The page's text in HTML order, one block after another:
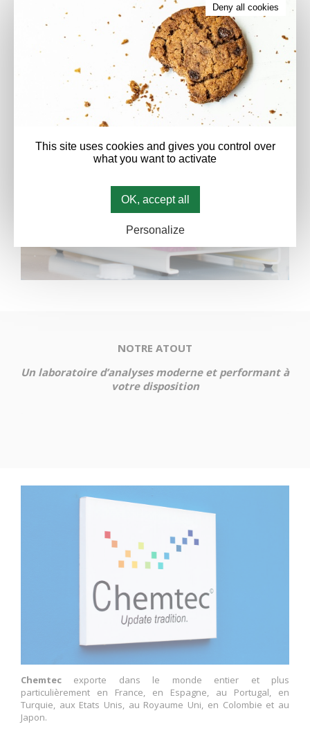
This site uses cookies and gives you control over
what you want to activate
OK, accept all
Deny all cookies
Personalize
Les mélanges sont effectués exclusivement à base d’eau
Les produits finis sont également stockés pour garantir
une mise à disposition dans les délais les plus courts.
NOTRE ATOUT
Un laboratoire d’analyses moderne et performant à
votre disposition
Chemtec exporte dans le monde entier et plus
particulièrement en France, en Espagne, au Portugal, en
Turquie, aux Etats Unis, au Royaume Uni, en Colombie et au
Japon.